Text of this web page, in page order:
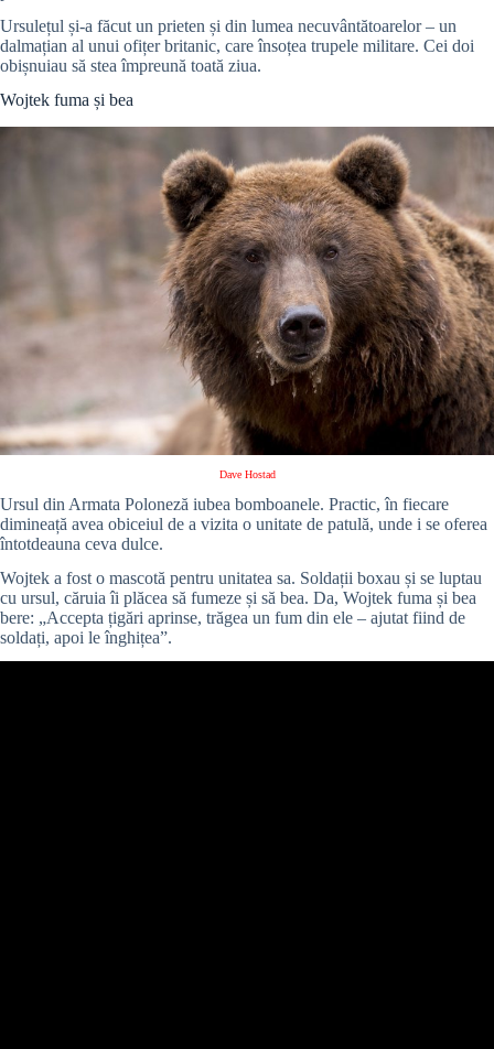
Ursulețul și-a făcut un prieten și din lumea necuvântătoarelor – un
dalmațian al unui ofițer britanic, care însoțea trupele militare. Cei doi
obișnuiau să stea împreună toată ziua.
Wojtek fuma și bea
Dave Hostad
Ursul din Armata Poloneză iubea bomboanele. Practic, în fiecare
dimineață avea obiceiul de a vizita o unitate de patulă, unde i se oferea
întotdeauna ceva dulce.
Wojtek a fost o mascotă pentru unitatea sa. Soldații boxau și se luptau
cu ursul, căruia îi plăcea să fumeze și să bea. Da, Wojtek fuma și bea
bere: „Accepta țigări aprinse, trăgea un fum din ele – ajutat fiind de
soldați, apoi le înghițea”.